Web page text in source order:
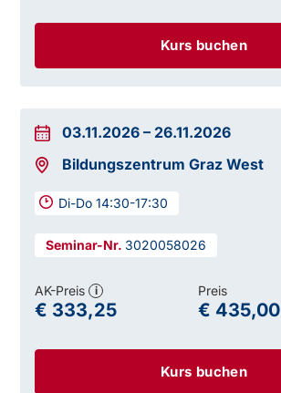
Kurs buchen
03.11.2026 – 26.11.2026
Bildungszentrum Graz West
Di-Do 14:30-17:30
3020058026
Kurs buchen
AK-Preis i
€ 333,25
Preis
€ 435,00